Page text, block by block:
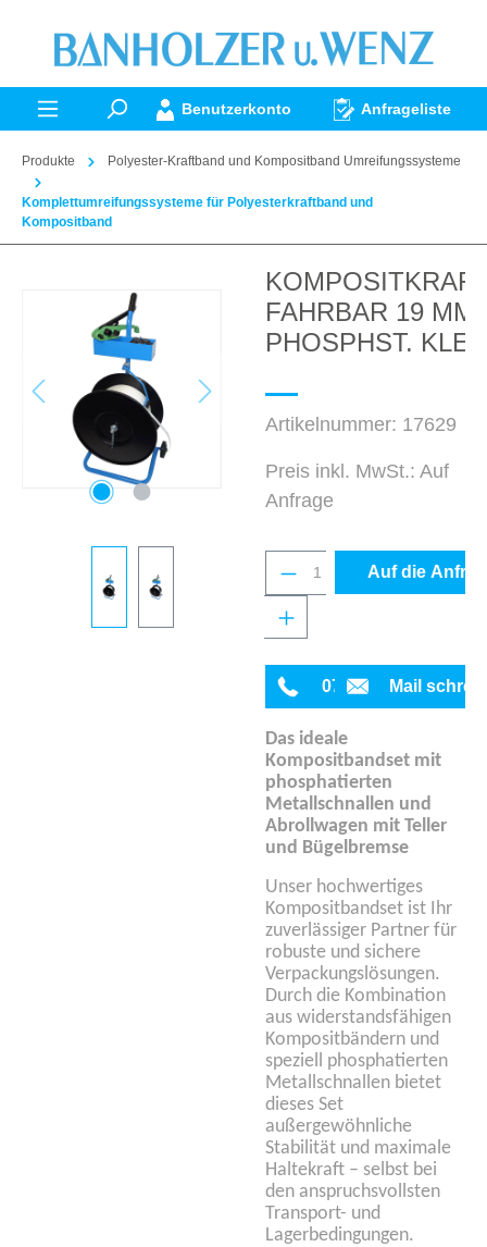
springen
Benutzerkonto Anfrageliste
Produkte Polyester-Kraftband und Kompositband Umreifungssysteme
Komplettumreifungssysteme für Polyesterkraftband und
Kompositband
FAHRBAR 19 MM
PHOSPHST.
Artikelnummer: 17629
Preis inkl. MwSt.: Auf
Anfrage
Produkt Anzahl:
Auf die
0711 342934-0
Mail
Das ideale
Kompositbandset mit
phosphatierten
Metallschnallen und
Abrollwagen mit Teller
und Bügelbremse
Unser hochwertiges
Kompositbandset ist Ihr
zuverlässiger Partner für
robuste und sichere
Verpackungslösungen.
Durch die Kombination
aus widerstandsfähigen
Kompositbändern und
speziell phosphatierten
Metallschnallen bietet
dieses Set
außergewöhnliche
Stabilität und maximale
Haltekraft – selbst bei
den anspruchsvollsten
Transport- und
Lagerbedingungen.